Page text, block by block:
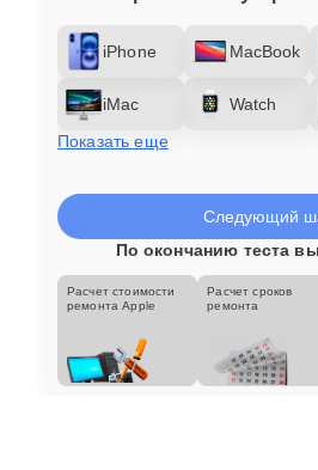
iPhone MacBook
iMac Watch
Показать еще
Следующий
По окончанию теста
Расчет стоимости
ремонта Apple
Расчет сроков
ремонта